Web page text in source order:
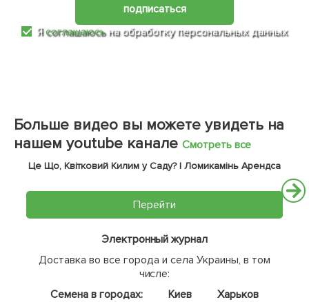
подписаться
Ясоглашаюсьна обработку персональных данных
Больше видео вы можете увидеть на
нашем youtube канале Смотреть все
Це Що, Квітковий Килим у Саду? | Ломикамінь Арендса
Перейти
Электронный журнал
Доставка во все города и села Украины, в том
числе:
Семена в городах:
Киев
Харьков